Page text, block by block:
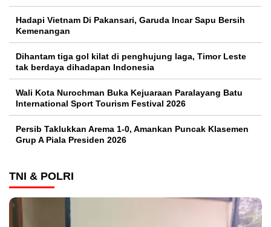
Hadapi Vietnam Di Pakansari, Garuda Incar Sapu Bersih
Kemenangan
Dihantam tiga gol kilat di penghujung laga, Timor Leste
tak berdaya dihadapan Indonesia
Wali Kota Nurochman Buka Kejuaraan Paralayang Batu
International Sport Tourism Festival 2026
Persib Taklukkan Arema 1-0, Amankan Puncak Klasemen
Grup A Piala Presiden 2026
TNI & POLRI